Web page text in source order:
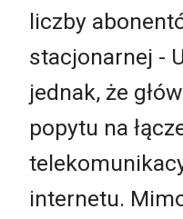
liczby
stacjonarnej -
jednak, że
popytu na
internetu.